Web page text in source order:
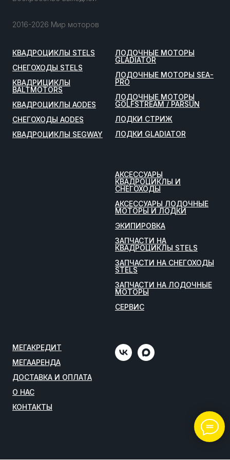
2016-2026 Мир моторов
КВАДРОЦИКЛЫ STELS
СНЕГОХОДЫ STELS
КВАДРИЦИКЛЫ
BALTMOTORS
КВАДРОЦИКЛЫ AODES
СНЕГОХОДЫ AODES
КВАДРОЦИКЛЫ SEGWAY
ЛОДОЧНЫЕ МОТОРЫ
GLADIATOR
ЛОДОЧНЫЕ МОТОРЫ SEA-
PRO
ЛОДОЧНЫЕ МОТОРЫ
GOLFSTREAM / PARSUN
ЛОДКИ СТРИЖ
ЛОДКИ GLADIATOR
АКСЕССУАРЫ
КВАДРОЦИКЛЫ И
СНЕГОХОДЫ
АКСЕССУАРЫ ЛОДОЧНЫЕ
МОТОРЫ И ЛОДКИ
ЭКИПИРОВКА
ЗАПЧАСТИ НА
КВАДРОЦИКЛЫ STELS
ЗАПЧАСТИ НА СНЕГОХОДЫ
STELS
ЗАПЧАСТИ НА ЛОДОЧНЫЕ
МОТОРЫ
СЕРВИС
МЕГАКРЕДИТ
МЕГААРЕНДА
ДОСТАВКА И ОПЛАТА
О НАС
КОНТАКТЫ